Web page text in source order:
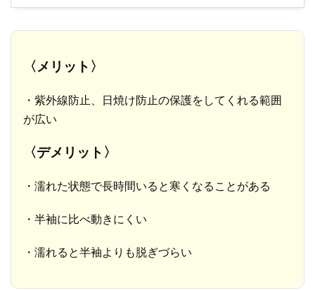
〈メリット〉
・紫外線防止、日焼け防止の保護をしてくれる範囲
が広い
〈デメリット〉
・濡れた状態で長時間いると寒くなることがある
・半袖に比べ動きにくい
・濡れると半袖よりも脱ぎづらい